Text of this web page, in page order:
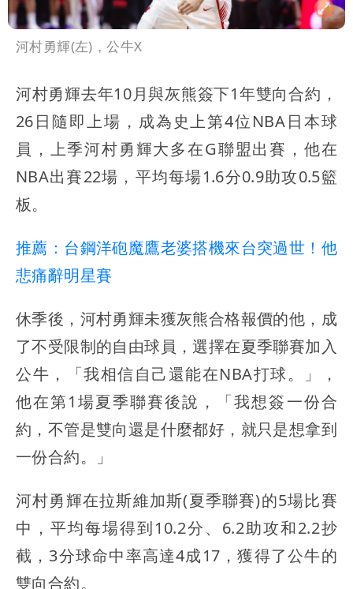
河村勇輝(左)，公牛X
河村勇輝去年10月與灰熊簽下1年雙向合約，
26日隨即上場，成為史上第4位NBA日本球
員，上季河村勇輝大多在G聯盟出賽，他在
NBA出賽22場，平均每場1.6分0.9助攻0.5籃
板。
推薦：台鋼洋砲魔鷹老婆搭機來台突過世！他
悲痛辭明星賽
休季後，河村勇輝未獲灰熊合格報價的他，成
了不受限制的自由球員，選擇在夏季聯賽加入
公牛，「我相信自己還能在NBA打球。」，
他在第1場夏季聯賽後說，「我想簽一份合
約，不管是雙向還是什麼都好，就只是想拿到
一份合約。」
河村勇輝在拉斯維加斯(夏季聯賽)的5場比賽
中，平均每場得到10.2分、6.2助攻和2.2抄
截，3分球命中率高達4成17，獲得了公牛的
雙向合約。